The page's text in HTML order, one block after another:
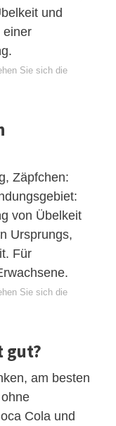
und
einer
Sie sich die
Zäpfchen:
von Übelkeit
Ursprungs,
Für
Sie sich die
gut?
am besten
Cola und